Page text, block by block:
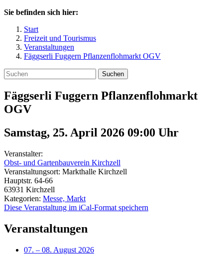
Sie befinden sich hier:
Start
Freizeit und Tourismus
Veranstaltungen
Fäggserli Fuggern Pflanzenflohmarkt OGV
Suchen
Fäggserli Fuggern Pflanzenflohmarkt
OGV
Samstag, 25. April 2026 09:00 Uhr
Veranstalter:
Obst- und Gartenbauverein Kirchzell
Veranstaltungsort: Markthalle Kirchzell
Hauptstr. 64-66
63931 Kirchzell
Kategorien: Messe, Markt
Diese Veranstaltung im iCal-Format speichern
Veranstaltungen
07. – 08. August 2026